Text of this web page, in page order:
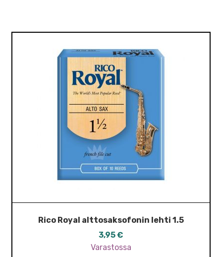
Rico Royal alttosaksofonin lehti 1.5
3,95€
Varastossa